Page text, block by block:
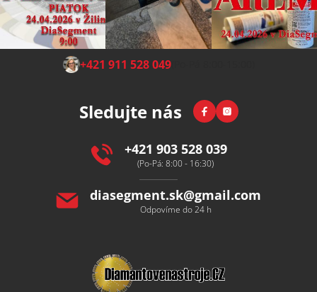
Z +421 911 528 049(Po-Pá 8:00-15:00)
Sledujte nás FacebookInstagram
+421 903 528 039
(Po-Pá: 8:00 - 16:30)
diasegment.sk@gmail.com
Odpovíme do 24 h